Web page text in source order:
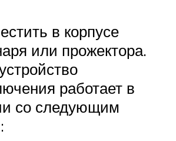
в корпусе
или прожектора.
работает в
со следующим